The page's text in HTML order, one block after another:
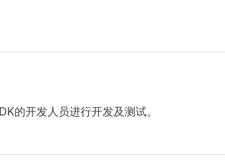
的开发人员进行开发及测试。